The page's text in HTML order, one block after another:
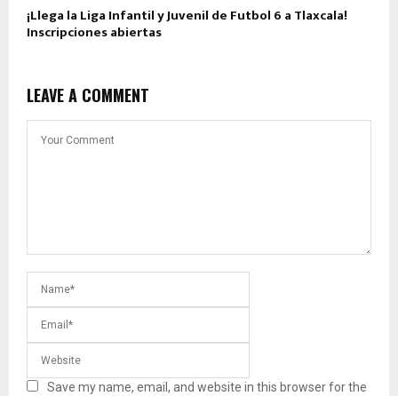
¡Llega la Liga Infantil y Juvenil de Futbol 6 a Tlaxcala!
Inscripciones abiertas
LEAVE A COMMENT
Save my name, email, and website in this browser for the